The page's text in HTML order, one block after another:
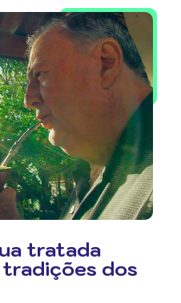
tratada
dos